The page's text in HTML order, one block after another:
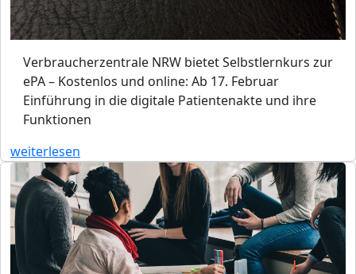
Verbraucherzentrale NRW bietet Selbstlernkurs zur
ePA – Kostenlos und online: Ab 17. Februar
Einführung in die digitale Patientenakte und ihre
Funktionen
weiterlesen